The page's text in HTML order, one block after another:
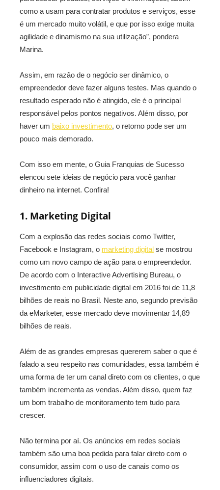
como a usam para contratar produtos e serviços, esse
é um mercado muito volátil, e que por isso exige muita
agilidade e dinamismo na sua utilização”, pondera
Marina.
Assim, em razão de o negócio ser dinâmico, o
empreendedor deve fazer alguns testes. Mas quando o
resultado esperado não é atingido, ele é o principal
responsável pelos pontos negativos. Além disso, por
haver um baixo investimento, o retorno pode ser um
pouco mais demorado.
Com isso em mente, o Guia Franquias de Sucesso
elencou sete ideias de negócio para você ganhar
dinheiro na internet. Confira!
1. Marketing Digital
Com a explosão das redes sociais como Twitter,
Facebook e Instagram, o marketing digital se mostrou
como um novo campo de ação para o empreendedor.
De acordo com o Interactive Advertising Bureau, o
investimento em publicidade digital em 2016 foi de 11,8
bilhões de reais no Brasil. Neste ano, segundo previsão
da eMarketer, esse mercado deve movimentar 14,89
bilhões de reais.
Além de as grandes empresas quererem saber o que é
falado a seu respeito nas comunidades, essa também é
uma forma de ter um canal direto com os clientes, o que
também incrementa as vendas. Além disso, quem faz
um bom trabalho de monitoramento tem tudo para
crescer.
Não termina por aí. Os anúncios em redes sociais
também são uma boa pedida para falar direto com o
consumidor, assim com o uso de canais como os
influenciadores digitais.